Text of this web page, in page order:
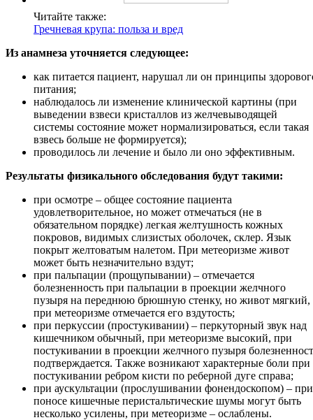
Читайте также:
Гречневая крупа: польза и вред
Из анамнеза уточняется следующее:
как питается пациент, нарушал ли он принципы
питания;
наблюдалось ли изменение клинической картины (при
выведении взвеси кристаллов из желчевыводящей
системы состояние может нормализироваться, если такая
взвесь больше не формируется);
проводилось ли лечение и было ли оно эффективным.
Результаты физикального обследования будут такими:
при осмотре – общее состояние пациента
удовлетворительное, но может отмечаться (не в
обязательном порядке) легкая желтушность кожных
покровов, видимых слизистых оболочек, склер. Язык
покрыт желтоватым налетом. При метеоризме живот
может быть незначительно вздут;
при пальпации (прощупывании) – отмечается
болезненность при пальпации в проекции желчного
пузыря на переднюю брюшную стенку, но живот мягкий,
при метеоризме отмечается его вздутость;
при перкуссии (простукивании) – перкуторный звук над
кишечником обычный, при метеоризме высокий, при
постукивании в проекции желчного пузыря
подтверждается. Также возникают характерные боли при
постукивании ребром кисти по реберной дуге справа;
при аускультации (прослушивании фонендоскопом) – при
поносе кишечные перистальтические шумы могут быть
несколько усилены, при метеоризме – ослаблены.